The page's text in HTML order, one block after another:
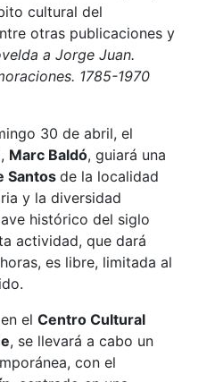
cultural del
otras publicaciones y
a Jorge Juan.
1785-1970
30 de abril, el
Marc Baldó, guiará una
Santos de la localidad
y la diversidad
histórico del siglo
actividad, que dará
es libre, limitada al
el Centro Cultural
, se llevará a cabo un
con el